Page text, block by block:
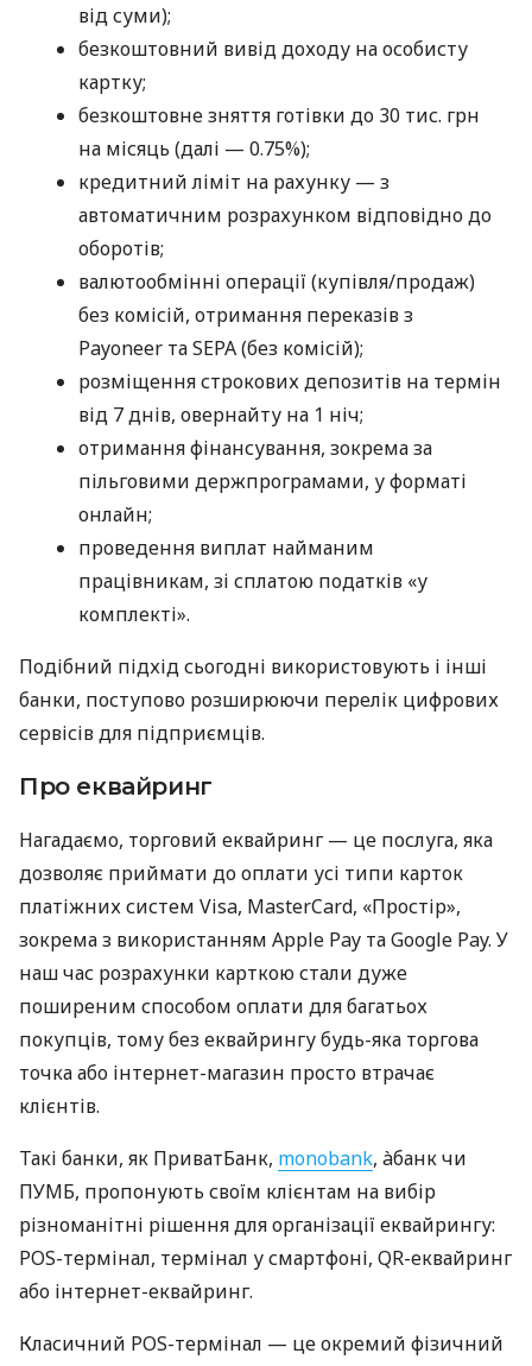
від суми);
безкоштовний вивід доходу на особисту
картку;
безкоштовне зняття готівки до 30 тис. грн
на місяць (далі — 0.75%);
кредитний ліміт на рахунку — з
автоматичним розрахунком відповідно до
оборотів;
валютообмінні операції (купівля/продаж)
без комісій, отримання переказів з
Payoneer та SEPA (без комісій);
розміщення строкових депозитів на термін
від 7 днів, овернайту на 1 ніч;
отримання фінансування, зокрема за
пільговими держпрограмами, у форматі
онлайн;
проведення виплат найманим
працівникам, зі сплатою податків «у
комплекті».
Подібний підхід сьогодні використовують і інші
банки, поступово розширюючи перелік цифрових
сервісів для підприємців.
Про еквайринг
Нагадаємо, торговий еквайринг — це послуга, яка
дозволяє приймати до оплати усі типи карток
платіжних систем Visa, MasterCard, «Простір»,
зокрема з використанням Apple Pay та Google Pay. У
наш час розрахунки карткою стали дуже
поширеним способом оплати для багатьох
покупців, тому без еквайрингу будь-яка торгова
точка або інтернет-магазин просто втрачає
клієнтів.
Такі банки, як ПриватБанк, monobank, àбанк чи
ПУМБ, пропонують своїм клієнтам на вибір
різноманітні рішення для організації еквайрингу:
POS-термінал, термінал у смартфоні, QR-еквайринг
або інтернет-еквайринг.
Класичний POS-термінал — це окремий фізичний